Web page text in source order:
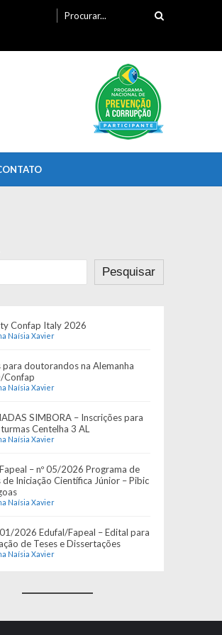
por:
Pesquisar
Confap Italy 2026
Naísia Xavier
para doutorandos na Alemanha
Confap
Naísia Xavier
SIMBORA – Inscrições para
Centelha 3 AL
Naísia Xavier
– nº 05/2026 Programa de
de Iniciação Científica Júnior – Pibic
Naísia Xavier
2026 Edufal/Fapeal – Edital para
de Teses e Dissertações
Naísia Xavier